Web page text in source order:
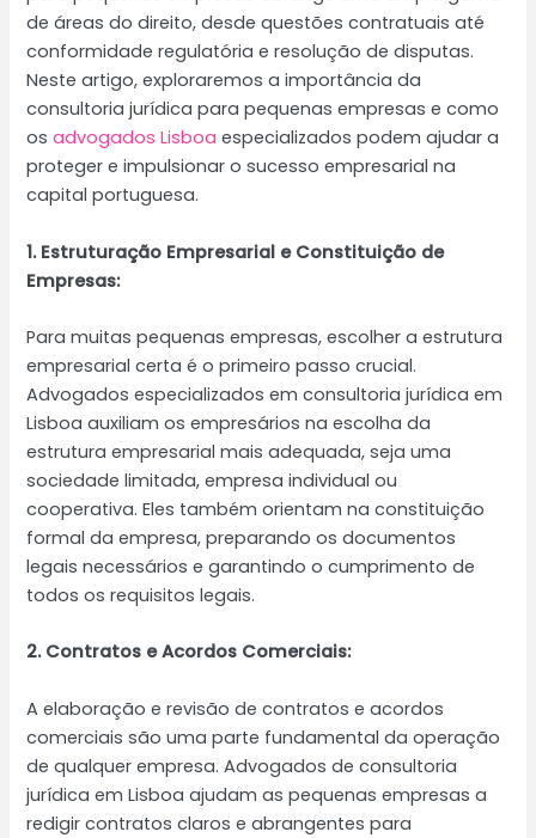
de áreas do direito, desde questões contratuais até
conformidade regulatória e resolução de disputas.
Neste artigo, exploraremos a importância da
consultoria jurídica para pequenas empresas e como
osadvogados Lisboa especializados podem ajudar a
proteger e impulsionar o sucesso empresarial na
capital portuguesa.
1. Estruturação Empresarial e Constituição de
Empresas:
Para muitas pequenas empresas, escolher a estrutura
empresarial certa é o primeiro passo crucial.
Advogados especializados em consultoria jurídica em
Lisboa auxiliam os empresários na escolha da
estrutura empresarial mais adequada, seja uma
sociedade limitada, empresa individual ou
cooperativa. Eles também orientam na constituição
formal da empresa, preparando os documentos
legais necessários e garantindo o cumprimento de
todos os requisitos legais.
2. Contratos e Acordos Comerciais:
A elaboração e revisão de contratos e acordos
comerciais são uma parte fundamental da operação
de qualquer empresa. Advogados de consultoria
jurídica em Lisboa ajudam as pequenas empresas a
redigir contratos claros e abrangentes para